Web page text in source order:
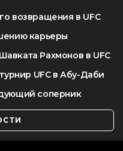
возвращения в UFC
карьеры
Рахмонов в UFC
UFC в Абу-Даби
соперник